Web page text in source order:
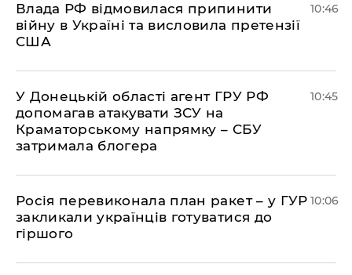
Влада РФ відмовилася припинити
війну в Україні та висловила претензії
США
10:46
У Донецькій області агент ГРУ РФ
допомагав атакувати ЗСУ на
Краматорському напрямку – СБУ
затримала блогера
10:45
Росія перевиконала план ракет – у ГУР
закликали українців готуватися до
гіршого
10:06